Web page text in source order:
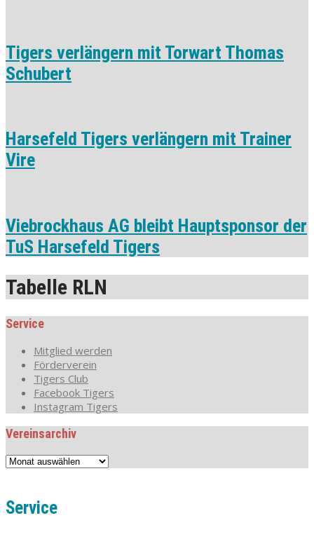
Tigers verlängern mit Torwart Thomas
Schubert
Harsefeld Tigers verlängern mit Trainer
Vire
Viebrockhaus AG bleibt Hauptsponsor der
TuS Harsefeld Tigers
Tabelle RLN
Service
Mitglied werden
Förderverein
Tigers Club
Facebook Tigers
Instagram Tigers
Vereinsarchiv
Vereinsarchiv
Service